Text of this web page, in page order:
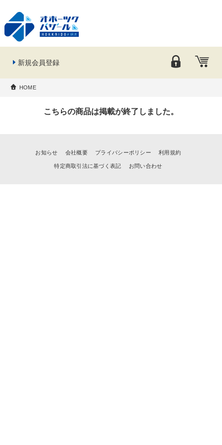
新規会員登録
HOME
こちらの商品は掲載が終了しました。
お知らせ 会社概要 プライバシーポリシー 利用規約
特定商取引法に基づく表記 お問い合わせ